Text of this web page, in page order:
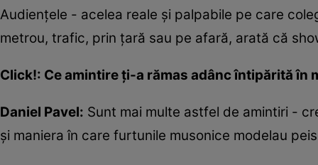
Audiențele - acelea reale şi palpabile pe care
metrou, trafic, prin țară sau pe afară, arată că
Click!: Ce amintire ți-a rămas adânc întipărită în
Daniel Pavel: Sunt mai multe astfel de amintiri -
şi maniera în care furtunile musonice modelau